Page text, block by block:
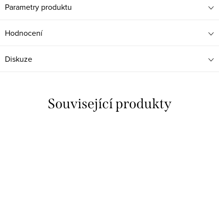
Parametry produktu
Hodnocení
Diskuze
Související produkty